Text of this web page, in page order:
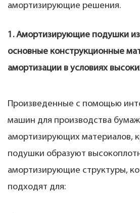
амортизирующие решения.
1. Амортизирующие подушки
основные конструкционные
амортизации в условиях
Произведенные с помощью
машин для производства
амортизирующих материалов,
подушки образуют
амортизирующие структуры,
подходят для: